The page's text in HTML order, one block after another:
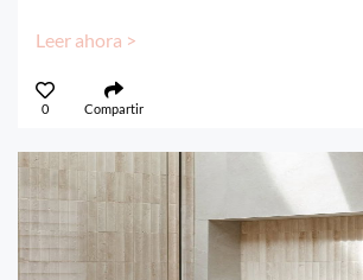
Leer ahora >
0 Compartir